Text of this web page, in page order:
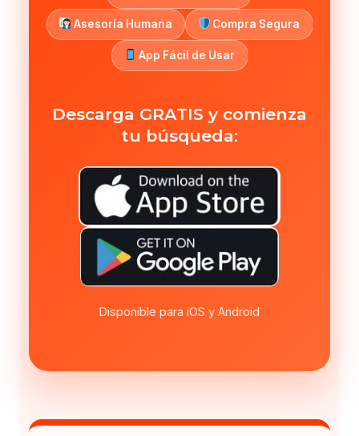
Asesoría Humana Compra Segura
App Fácil de Usar
Descarga GRATIS y comienza
tu búsqueda:
Disponible para iOS y Android